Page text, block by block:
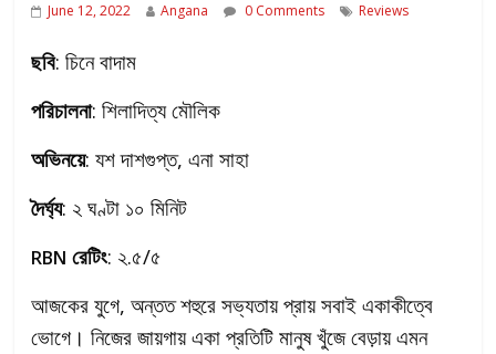
June 12, 2022 Angana 0 Comments Reviews
ছবি: চিনে বাদাম
পরিচালনা: শিলাদিত্য মৌলিক
অভিনয়ে: যশ দাশগুপ্ত, এনা সাহা
দৈর্ঘ্য: ২ ঘণ্টা ১০ মিনিট
RBN রেটিং: ২.৫/৫
আজকের যুগে, অন্তত শহুরে সভ্যতায় প্রায় সবাই একাকীত্বে
ভোগে। নিজের জায়গায় একা প্রতিটি মানুষ খুঁজে বেড়ায় এমন